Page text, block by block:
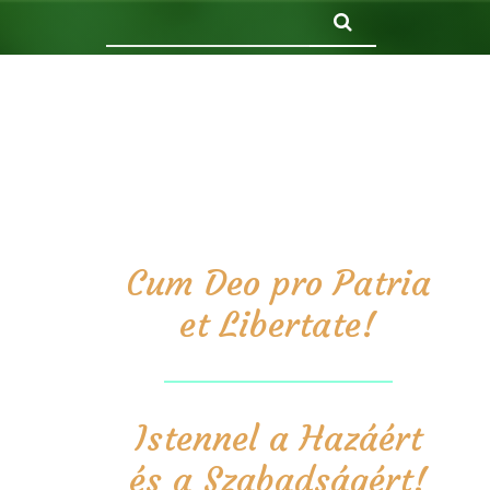
Cum Deo pro Patria
et Libertate!
Istennel a Hazáért
és a Szabadságért!